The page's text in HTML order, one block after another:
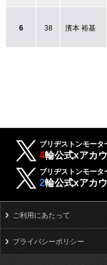
6 38 濱本 裕基
ブリヂストンモータ
4輪公式xアカ
ブリヂストンモータ
2輪公式xアカ
ご利用にあたって
プライバシーポリシー